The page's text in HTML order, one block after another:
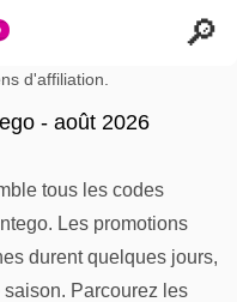
d'affiliation.
- août 2026
tous les codes
Les promotions
durent quelques jours,
Parcourez les